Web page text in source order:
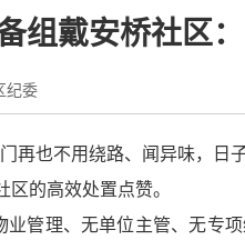
组戴安桥社区
纪委
再也不用绕路、闻异味，
的高效处置点赞。
业管理、无单位主管、无专